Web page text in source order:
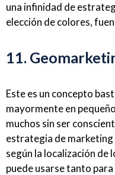
una infinidad de
elección de colores,
11.
Este es un concepto
mayormente en
muchos sin ser
estrategia de
según la localización de
puede usarse tanto